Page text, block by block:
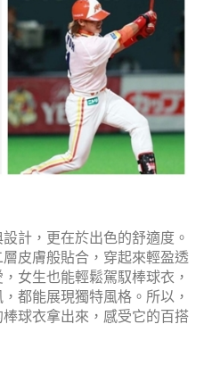
計，更在於出色的舒適度。
皮膚般貼合，穿起來輕盈透
女生也能輕鬆駕馭棒球衣，
都能展現獨特風格。所以，
球衣拿出來，感受它的百搭